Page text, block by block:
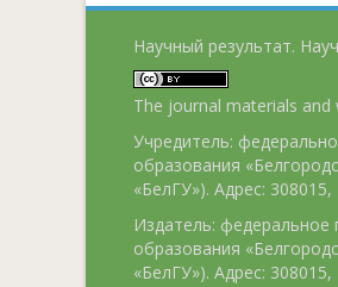
Научный результат.
The journal materials and
Учредитель:
образования
«БелГУ»). Адрес:
Издатель: федеральное
образования
«БелГУ»). Адрес: